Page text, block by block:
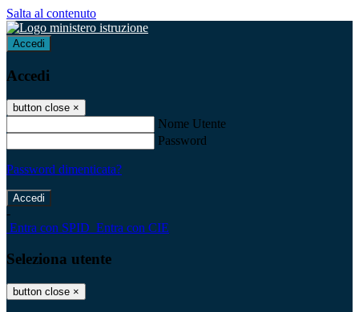
Salta al contenuto
Accedi
Accedi
button close ×
Nome Utente
Password
Password dimenticata?
-
Entra con SPID Entra con CIE
Seleziona utente
button close ×